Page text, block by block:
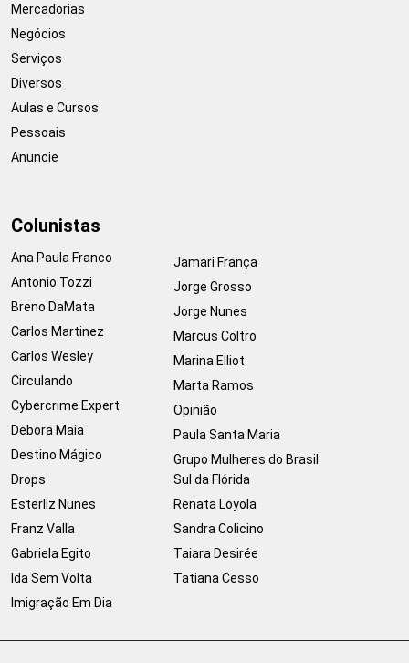
Mercadorias
Negócios
Serviços
Diversos
Aulas e Cursos
Pessoais
Anuncie
Colunistas
Ana Paula Franco
Antonio Tozzi
Breno DaMata
Carlos Martinez
Carlos Wesley
Circulando
Cybercrime Expert
Debora Maia
Destino Mágico
Drops
Esterliz Nunes
Franz Valla
Gabriela Egito
Ida Sem Volta
Imigração Em Dia
Jamari França
Jorge Grosso
Jorge Nunes
Marcus Coltro
Marina Elliot
Marta Ramos
Opinião
Paula Santa Maria
Grupo Mulheres do Brasil
Sul da Flórida
Renata Loyola
Sandra Colicino
Taiara Desirée
Tatiana Cesso